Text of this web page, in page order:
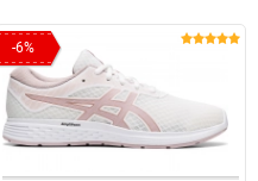
-6%